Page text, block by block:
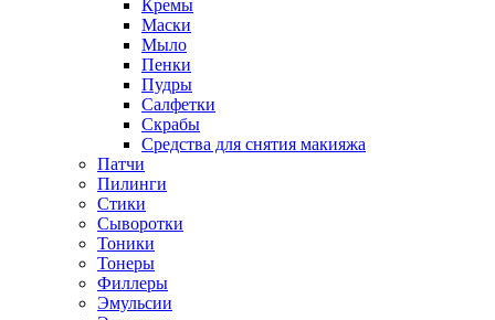
Кремы
Маски
Мыло
Пенки
Пудры
Салфетки
Скрабы
Средства для снятия макияжа
Патчи
Пилинги
Стики
Сыворотки
Тоники
Тонеры
Филлеры
Эмульсии